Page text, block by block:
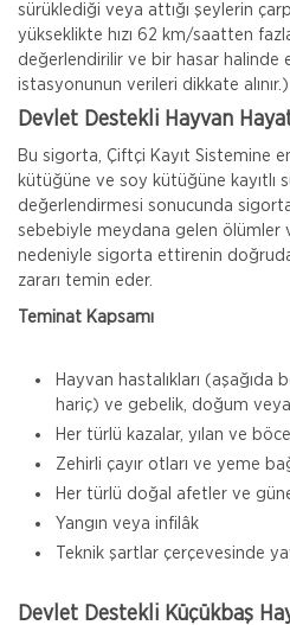
sürüklediği veya attığı şeylerin
yükseklikte hızı 62 km/saatten
değerlendirilir ve bir hasar halinde
istasyonunun verileri dikkate alınır.)
Devlet Destekli Hayvan
Bu sigorta, Çiftçi Kayıt Sistemine
kütüğüne ve soy kütüğüne kayıtlı
değerlendirmesi sonucunda
sebebiyle meydana gelen ölümler
nedeniyle sigorta ettirenin
zararı temin eder.
Teminat Kapsamı
Hayvan hastalıkları (aşağıda
hariç) ve gebelik, doğum
Her türlü kazalar, yılan ve
Zehirli çayır otları ve yeme
Her türlü doğal afetler ve
Yangın veya infilâk
Teknik şartlar çerçevesinde
Devlet Destekli Küçükbaş